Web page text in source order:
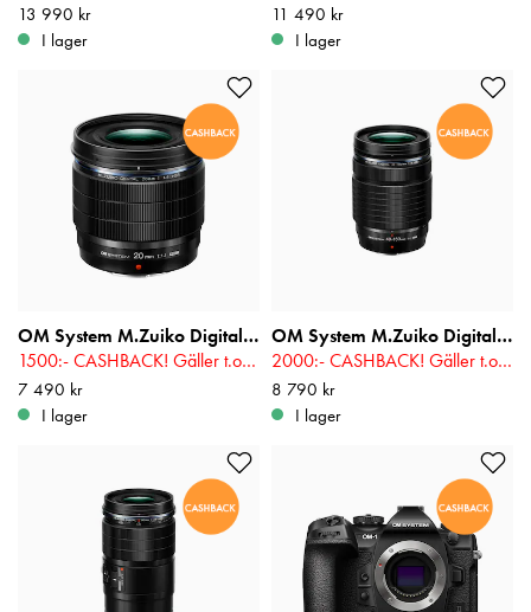
Pris :13 990 kr
13 990 kr
I lager
Pris :11 490 kr
11 490 kr
I lager
OM System M.Zuiko Digital ED 20mm f/1.4 PRO
1500:- CASHBACK! Gäller t.o.m 2026-08-16
Pris:7 490 kr
7 490 kr
I lager
OM System M.Zuiko Digital ED 40-150mm F4.0 PRO
2000:- CASHBACK! Gäller t.o.m 2026-08-16
Pris:8 790 kr
8 790 kr
I lager